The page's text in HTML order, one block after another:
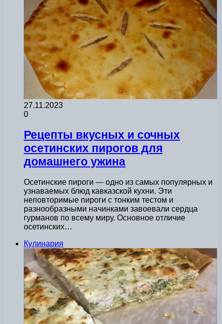
27.11.2023
0
Рецепты вкусных и сочных
осетинских пирогов для
домашнего ужина
Осетинские пироги — одно из самых популярных и
узнаваемых блюд кавказской кухни. Эти
неповторимые пироги с тонким тестом и
разнообразными начинками завоевали сердца
гурманов по всему миру. Основное отличие
осетинских…
Кулинария